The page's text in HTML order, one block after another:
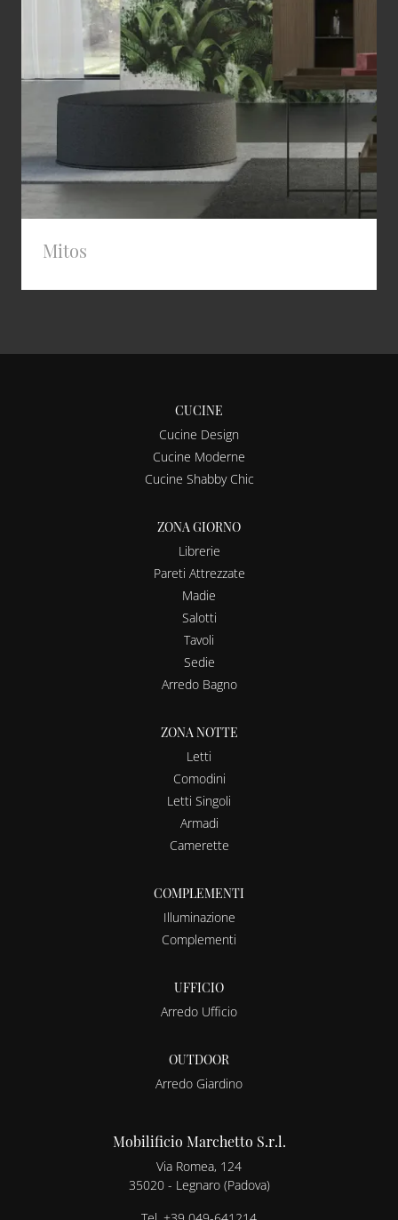
Mitos
CUCINE
Cucine Design
Cucine Moderne
Cucine Shabby Chic
ZONA GIORNO
Librerie
Pareti Attrezzate
Madie
Salotti
Tavoli
Sedie
Arredo Bagno
ZONA NOTTE
Letti
Comodini
Letti Singoli
Armadi
Camerette
COMPLEMENTI
Illuminazione
Complementi
UFFICIO
Arredo Ufficio
OUTDOOR
Arredo Giardino
Mobilificio Marchetto S.r.l.
Via Romea, 124
35020 - Legnaro (Padova)